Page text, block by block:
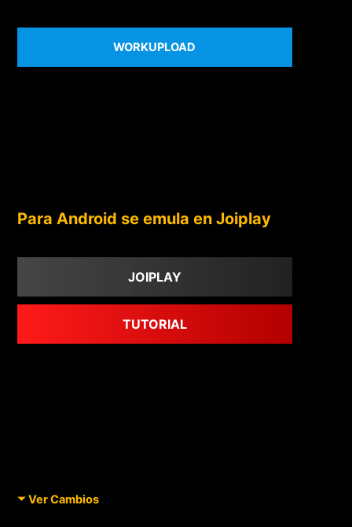
WORKUPLOAD
Para Android se emula en Joiplay
JOIPLAY
TUTORIAL
Ver Cambios